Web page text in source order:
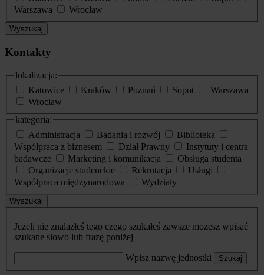
Warszawa
Wrocław
Wyszukaj
Kontakty
lokalizacja:
Katowice
Kraków Poznań Sopot
Warszawa
Wrocław
kategoria:
Administracja
Badania i rozwój
Biblioteka
Współpraca z biznesem
Dział Prawny
Instytuty i centra
badawcze
Marketing i komunikacja
Obsługa studenta
Organizacje studenckie
Rekrutacja
Usługi
Współpraca międzynarodowa
Wydziały
Wyszukaj
Jeżeli nie znalazłeś tego czego szukałeś zawsze możesz wpisać
szukane słowo lub frazę poniżej
Wpisz nazwę jednostki Szukaj